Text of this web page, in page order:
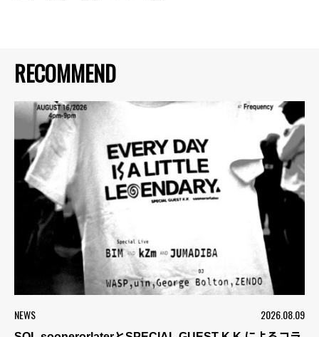
RECOMMEND
NEWS 2026.08.09